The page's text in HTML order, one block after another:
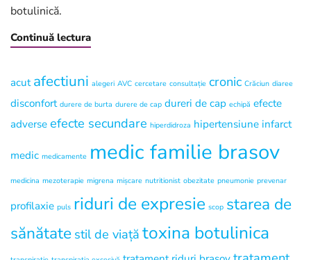
botulinică.
Continuă lectura
acut afectiuni alegeri AVC cercetare consultație cronic Crăciun diaree
disconfort durere de burta durere de cap dureri de cap echipă efecte
adverse efecte secundare hiperdidroza hipertensiune infarct
medic medicamente medic familie brasov
medicina mezoterapie migrena mișcare nutritionist obezitate pneumonie prevenar
profilaxie puls riduri de expresie scop starea de
sănătate stil de viață toxina botulinica